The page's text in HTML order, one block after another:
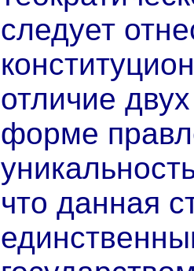
следует
отличие
форме
что данная